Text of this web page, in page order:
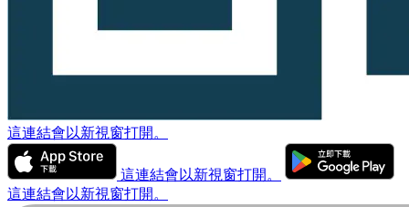
這連結會以新視窗打開。
這連結會以新視窗打開。
這連結會以新視窗打開。